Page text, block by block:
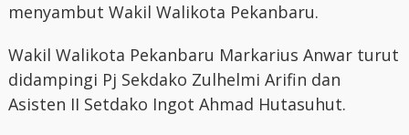
menyambut Wakil Walikota Pekanbaru.
Wakil Walikota Pekanbaru Markarius Anwar turut
didampingi Pj Sekdako Zulhelmi Arifin dan
Asisten II Setdako Ingot Ahmad Hutasuhut.